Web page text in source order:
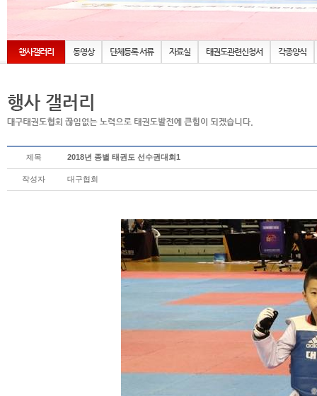
행사갤러리 동영상 단체등록 서류 자료실 태권도관련신청서 각종양식
제목 2018년 종별 태권도 선수권대회1
작성자 대구협회